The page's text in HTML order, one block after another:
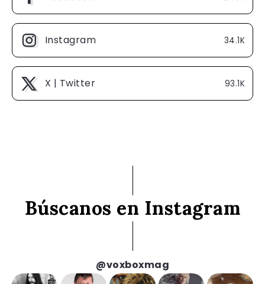
Instagram 34.1K
X | Twitter 93.1K
Búscanos en Instagram
@voxboxmag